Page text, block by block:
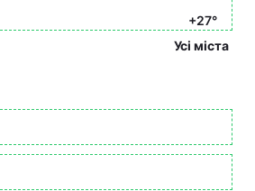
+27°
Усі міста